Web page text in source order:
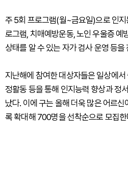
주 5회 프로그램(월~금요일)으로 인
로그램, 치매예방운동, 노인 우울증 예
상태를 알 수 있는 자가 검사 운영 등을
지난해에 참여한 대상자들은 일상에서
정활동 등을 통해 인지능력 향상과 정
났다. 이에 구는 올해 더욱 많은 어르
록 확대해 700명을 선착순으로 모집한